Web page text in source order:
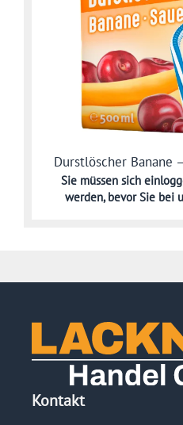
Durstlöscher Banane
Sie müssen sich
werden,bevor Sie bei
Kontakt